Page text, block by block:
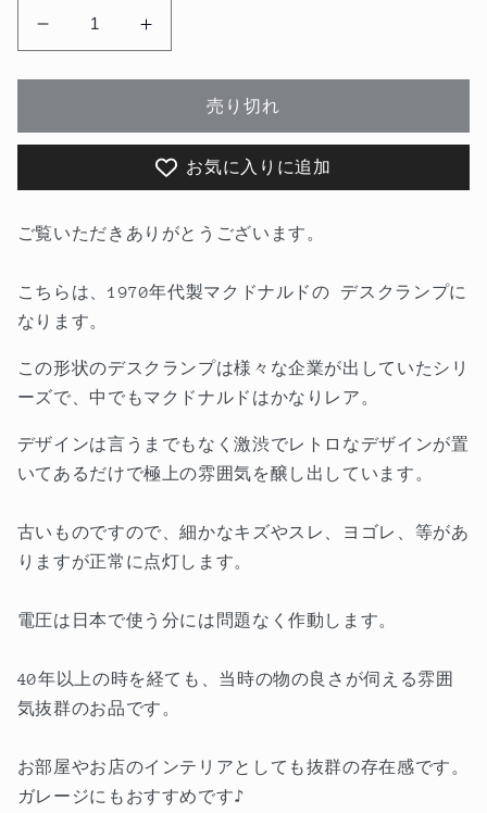
1970&#39;s
ナ
デ
ク
ラ
プ
の
量
を
ら
す
1970&#39;s
ナ
ル
デ
ク
プ
の
量
を
や
す
売り切れ
お気に入りに追加
ご覧いただきありがとうございます。
こちらは、1970年代製マクドナルドの デスクランプに
なります。
この形状のデスクランプは様々な企業が出していたシリ
ーズで、中でもマクドナルドはかなりレア。
デザインは言うまでもなく激渋でレトロなデザインが置
いてあるだけで極上の雰囲気を醸し出しています。
古いものですので、細かなキズやスレ、ヨゴレ、等があ
りますが正常に点灯します。
電圧は日本で使う分には問題なく作動します。
40年以上の時を経ても、当時の物の良さが伺える雰囲
気抜群のお品です。
お部屋やお店のインテリアとしても抜群の存在感です。
ガレージにもおすすめです♪